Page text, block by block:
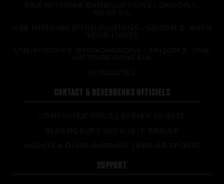
UNE HISTOIRE D'INNOVATIONS - SAISON 1 :
GENESIS
UNE HISTOIRE D'INNOVATIONS - SAISON 2 : PUSH
YOUR LIMITS
UNE HISTOIRE D'INNOVATIONS - SAISON 3 : UNE
HISTOIRE SANS FIN
CONTACT & REVENDEURS OFFICIELS
CONTACTEZ-NOUS | BREIER SPORTS
REVENDEURS OFFICIELS BREIER
AGENTS & DISTRIBUTEURS | BREIER SPORTS
SUPPORT